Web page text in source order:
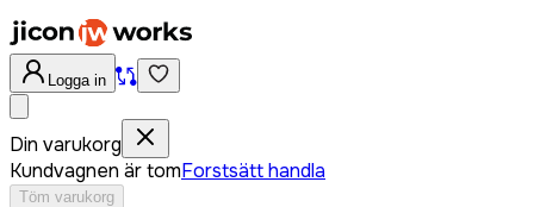
Logga in
Din varukorg
Kundvagnen är tomForstsätt handla
Töm varukorg